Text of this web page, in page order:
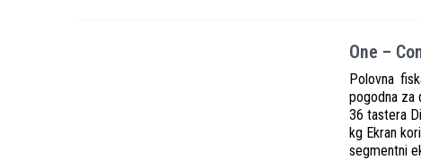
One –
Polovna
pogodna za
36 tastera
kg Ekran
segmentni